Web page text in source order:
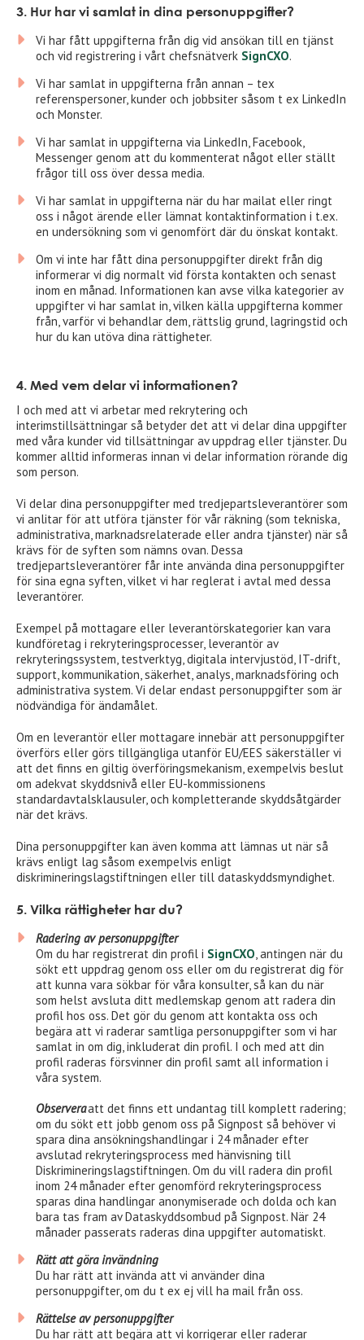
3. Hur har vi samlat in dina personuppgifter?
Vi har fått uppgifterna från dig vid ansökan till en tjänst
och vid registrering i vårt chefsnätverk SignCXO.
Vi har samlat in uppgifterna från annan – tex
referenspersoner, kunder och jobbsiter såsom t ex LinkedIn
och Monster.
Vi har samlat in uppgifterna via LinkedIn, Facebook,
Messenger genom att du kommenterat något eller ställt
frågor till oss över dessa media.
Vi har samlat in uppgifterna när du har mailat eller ringt
oss i något ärende eller lämnat kontaktinformation i t.ex.
en undersökning som vi genomfört där du önskat kontakt.
Om vi inte har fått dina personuppgifter direkt från dig
informerar vi dig normalt vid första kontakten och senast
inom en månad. Informationen kan avse vilka kategorier av
uppgifter vi har samlat in, vilken källa uppgifterna kommer
från, varför vi behandlar dem, rättslig grund, lagringstid och
hur du kan utöva dina rättigheter.
4. Med vem delar vi informationen?
I och med att vi arbetar med rekrytering och
interimstillsättningar så betyder det att vi delar dina uppgifter
med våra kunder vid tillsättningar av uppdrag eller tjänster. Du
kommer alltid informeras innan vi delar information rörande dig
som person.
Vi delar dina personuppgifter med tredjepartsleverantörer som
vi anlitar för att utföra tjänster för vår räkning (som tekniska,
administrativa, marknadsrelaterade eller andra tjänster) när så
krävs för de syften som nämns ovan. Dessa
tredjepartsleverantörer får inte använda dina personuppgifter
för sina egna syften, vilket vi har reglerat i avtal med dessa
leverantörer.
Exempel på mottagare eller leverantörskategorier kan vara
kundföretag i rekryteringsprocesser, leverantör av
rekryteringssystem, testverktyg, digitala intervjustöd, IT-drift,
support, kommunikation, säkerhet, analys, marknadsföring och
administrativa system. Vi delar endast personuppgifter som är
nödvändiga för ändamålet.
Om en leverantör eller mottagare innebär att personuppgifter
överförs eller görs tillgängliga utanför EU/EES säkerställer vi
att det finns en giltig överföringsmekanism, exempelvis beslut
om adekvat skyddsnivå eller EU-kommissionens
standardavtalsklausuler, och kompletterande skyddsåtgärder
när det krävs.
Dina personuppgifter kan även komma att lämnas ut när så
krävs enligt lag såsom exempelvis enligt
diskrimineringslagstiftningen eller till dataskyddsmyndighet.
5. Vilka rättigheter har du?
Radering av personuppgifter
Om du har registrerat din profil i SignCXO , antingen när du
sökt ett uppdrag genom oss eller om du registrerat dig för
att kunna vara sökbar för våra konsulter, så kan du när
som helst avsluta ditt medlemskap genom att radera din
profil hos oss. Det gör du genom att kontakta oss och
begära att vi raderar samtliga personuppgifter som vi har
samlat in om dig, inkluderat din profil. I och med att din
profil raderas försvinner din profil samt all information i
våra system.
Observeraatt det finns ett undantag till komplett radering;
om du sökt ett jobb genom oss på Signpost så behöver vi
spara dina ansökningshandlingar i 24 månader efter
avslutad rekryteringsprocess med hänvisning till
Diskrimineringslagstiftningen. Om du vill radera din profil
inom 24 månader efter genomförd rekryteringsprocess
sparas dina handlingar anonymiserade och dolda och kan
bara tas fram av Dataskyddsombud på Signpost. När 24
månader passerats raderas dina uppgifter automatiskt.
Rätt att göra invändning
Du har rätt att invända att vi använder dina
personuppgifter, om du t ex ej vill ha mail från oss.
Rättelse av personuppgifter
Du har rätt att begära att vi korrigerar eller raderar